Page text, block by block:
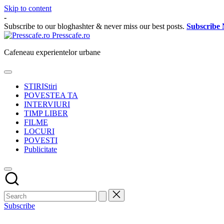
Skip to content
-
Subscribe to our bloghashter & never miss our best posts. Subscribe
Presscafe.ro
Cafeneau experientelor urbane
STIRIStiri
POVESTEA TA
INTERVIURI
TIMP LIBER
FILME
LOCURI
POVESTI
Publicitate
Subscribe